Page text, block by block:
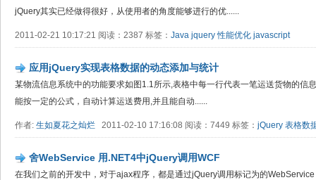
jQuery其实已经做得很好，从使用者的角度能够进行的优......
2011-02-21 10:17:21 阅读：2387 标签： Java jquery 性能优化 javascript
应用jQuery实现表格数据的动态添加与统计
某物流信息系统中的功能要求如图1.1所示,表格中每一行代表一笔运送货物的信
能按一定的公式，自动计算运送费用,并且能自动......
作者: 生如夏花之灿烂 2011-02-10 17:16:08 阅读：7449 标签： jQuery 表格数
舍WebService 用.NET4中jQuery调用WCF
在我们之前的开发中，对于ajax程序，都是通过jQuery调用标记为的